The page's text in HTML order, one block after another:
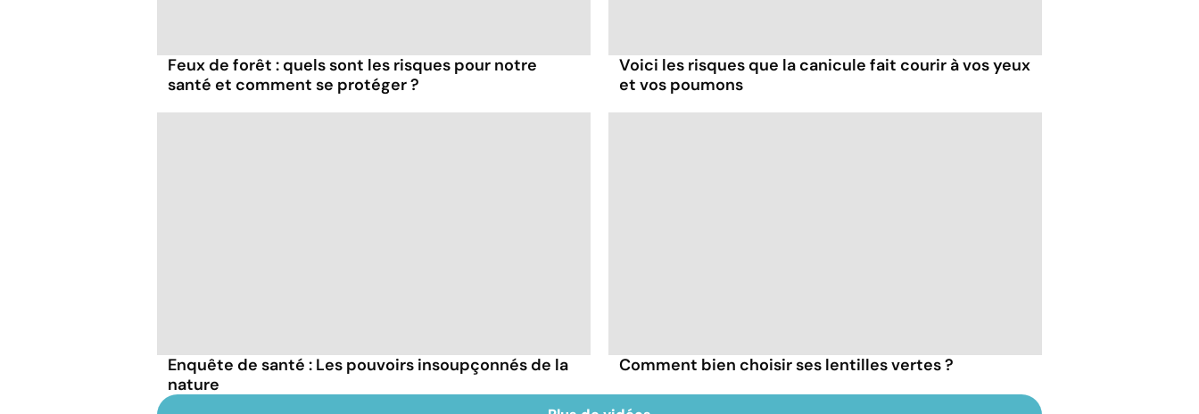
Feux de forêt : quels sont les risques pour notre
santé et comment se protéger ?
Voici les risques que la canicule fait courir à vos yeux
et vos poumons
Enquête de santé : Les pouvoirs insoupçonnés de la
nature
Comment bien choisir ses lentilles vertes ?